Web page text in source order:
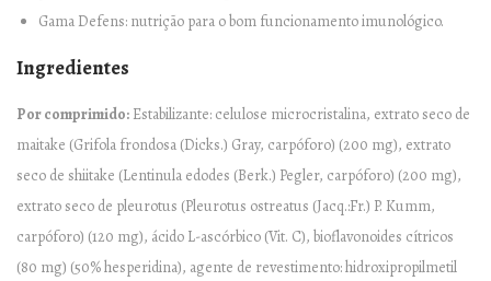
Gama Defens: nutrição para o bom funcionamento imunológico.
Ingredientes
Por comprimido: Estabilizante: celulose microcristalina, extrato seco de
maitake (Grifola frondosa (Dicks.) Gray, carpóforo) (200 mg), extrato
seco de shiitake (Lentinula edodes (Berk.) Pegler, carpóforo) (200 mg),
extrato seco de pleurotus (Pleurotus ostreatus (Jacq.:Fr.) P. Kumm,
carpóforo) (120 mg), ácido L-ascórbico (Vit. C), bioflavonoides cítricos
(80 mg) (50% hesperidina), agente de revestimento: hidroxipropilmetil